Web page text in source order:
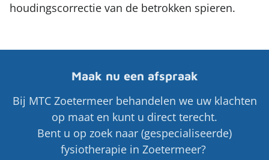
houdingscorrectie van de betrokken spieren.
Maak nu een afspraak
Bij MTC Zoetermeer behandelen we uw klachten
op maat en kunt u direct terecht.
Bent u op zoek naar (gespecialiseerde)
fysiotherapie in Zoetermeer?